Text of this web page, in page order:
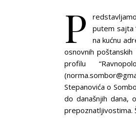
P
putem sajta
na kućnu
osnovnih
profilu
Stepanovića o
do današnjih dana,
prepoznatljivostima.